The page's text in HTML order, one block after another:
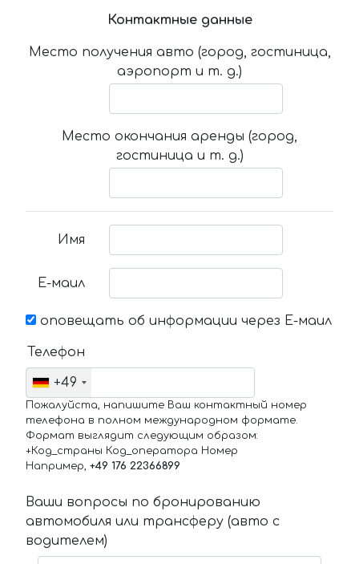
Контактные данные
Место получения авто (город, гостиница,
аэропорт и т. д.)
Место окончания аренды (город,
гостиница и т. д.)
Имя
Е-маил
оповещать об информации через Е-маил
Телефон
+49
Пожалуйста, напишите Ваш контактный номер
телефона в полном международном формате.
Формат выглядит следующим образом:
+Код_страны Код_оператора Номер
Например, +49 176 22366899
Ваши вопросы по бронированию
автомобиля или трансферу (авто с
водителем)